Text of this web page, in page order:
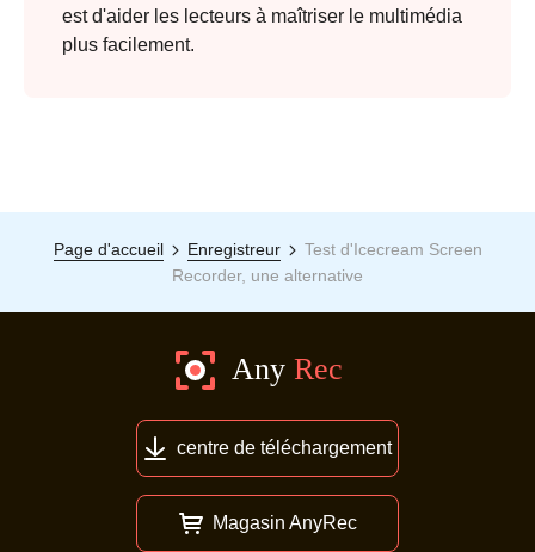
est d'aider les lecteurs à maîtriser le multimédia
plus facilement.
Page d'accueil Enregistreur
Test d'Icecream Screen
Recorder, une alternative
centre de téléchargement
Magasin AnyRec